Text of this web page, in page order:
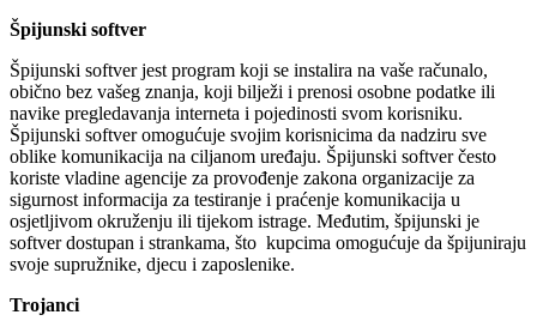
Špijunski softver
Špijunski softver jest program koji se instalira na vaše računalo,
obično bez vašeg znanja, koji bilježi i prenosi osobne podatke ili
navike pregledavanja interneta i pojedinosti svom korisniku.
Špijunski softver omogućuje svojim korisnicima da nadziru sve
oblike komunikacija na ciljanom uređaju. Špijunski softver često
koriste vladine agencije za provođenje zakona organizacije za
sigurnost informacija za testiranje i praćenje komunikacija u
osjetljivom okruženju ili tijekom istrage. Međutim, špijunski je
softver dostupan i strankama, što kupcima omogućuje da špijuniraju
svoje supružnike, djecu i zaposlenike.
Trojanci